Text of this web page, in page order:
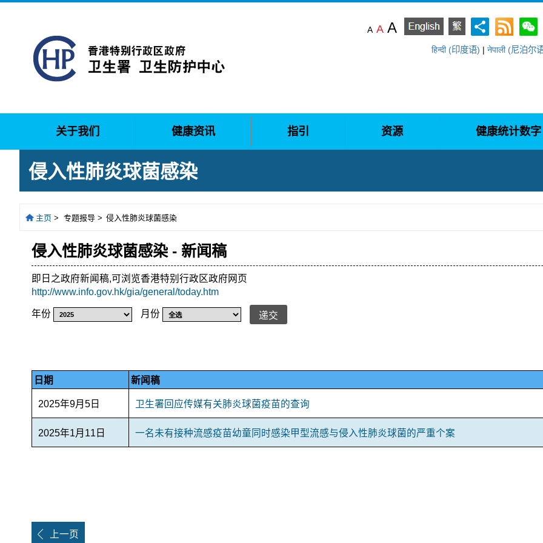
A A A
हिन्दी (印度语) | नेपाली (尼泊尔
关于我们 健康资讯 指引 资源 健康统计数字
侵入性肺炎球菌感染
主页 > 专题报导 > 侵入性肺炎球菌感染
侵入性肺炎球菌感染 - 新闻稿
即日之政府新闻稿,可浏览香港特别行政区政府网页
http://www.info.gov.hk/gia/general/today.htm
年份 月份 递交
日期 新闻稿
2025年9月5日 卫生署回应传媒有关肺炎球菌疫苗的查询
2025年1月11日 一名未有接种流感疫苗幼童同时感染甲型流感与侵入性肺炎球菌的严重个案
上一页